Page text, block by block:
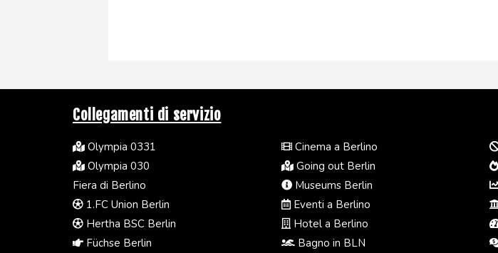
Collegamenti di servizio
Olympia 0331
Olympia 030
Fiera di Berlino
1.FC Union Berlin
Hertha BSC Berlin
Füchse Berlin
Cinema a Berlino
Going out Berlin
Museums Berlin
Eventi a Berlino
Hotel a Berlino
Bagno in BLN